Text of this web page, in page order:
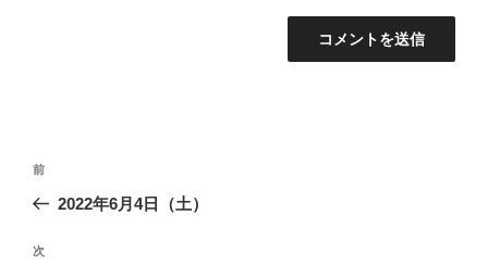
投
ビ
前
の
稿
前
2022年6月4日（土）
次
次